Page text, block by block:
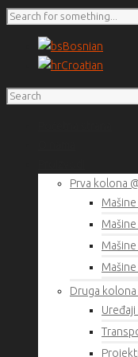
Bosnian
Croatian
Prva kolona
Druga kolona